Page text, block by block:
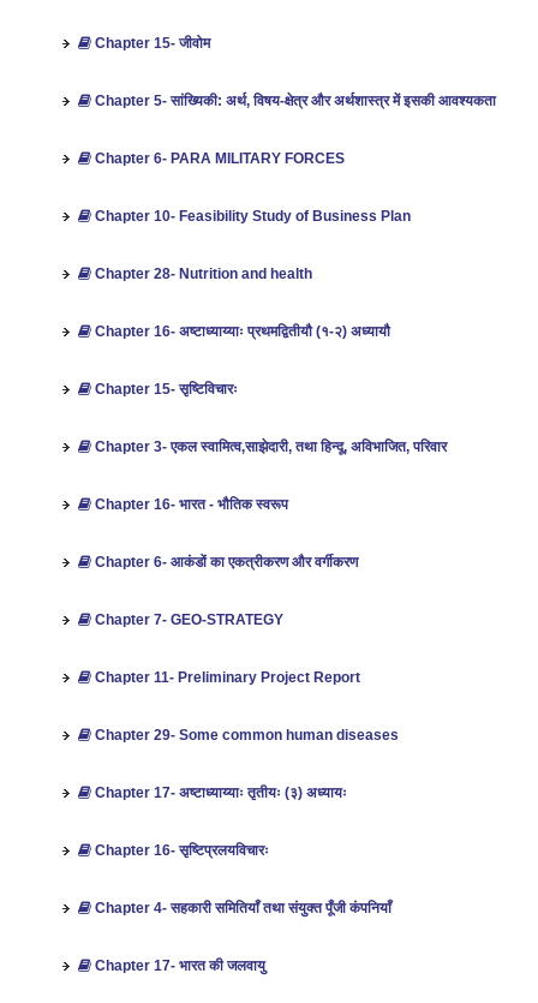
Chapter 15- जीवोम
Chapter 5- सांख्यिकी: अर्थ, विषय-क्षेत्र और अर्थशास्‍त्र में इसकी आवश्‍यकता
Chapter 6- PARA MILITARY FORCES
Chapter 10- Feasibility Study of Business Plan
Chapter 28- Nutrition and health
Chapter 16- अष्टाध्याय्याः प्रथमद्वितीयौ (१-२) अध्यायौ
Chapter 15- सृष्टिविचारः
Chapter 3- एकल स्वामित्व,साझेदारी, तथा हिन्दू, अविभाजित, परिवार
Chapter 16- भारत - भौतिक स्‍वरूप
Chapter 6- आकंडों का एकत्रीकरण और वर्गीकरण
Chapter 7- GEO-STRATEGY
Chapter 11- Preliminary Project Report
Chapter 29- Some common human diseases
Chapter 17- अष्टाध्याय्याः तृतीयः (३) अध्यायः
Chapter 16- सृष्टिप्रलयविचारः
Chapter 4- सहकारी समितियाँ तथा संयुक्त पूँजी कंपनियाँ
Chapter 17- भारत की जलवायु